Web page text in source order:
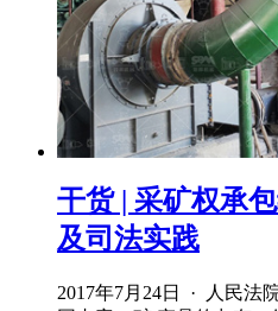
干货 | 采矿权承
及司法实践
2017年7月24日 · 人民法